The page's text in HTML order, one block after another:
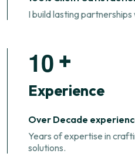
I build lasting
10 +
Experience
Over Decade
Years of expertise in
solutions.